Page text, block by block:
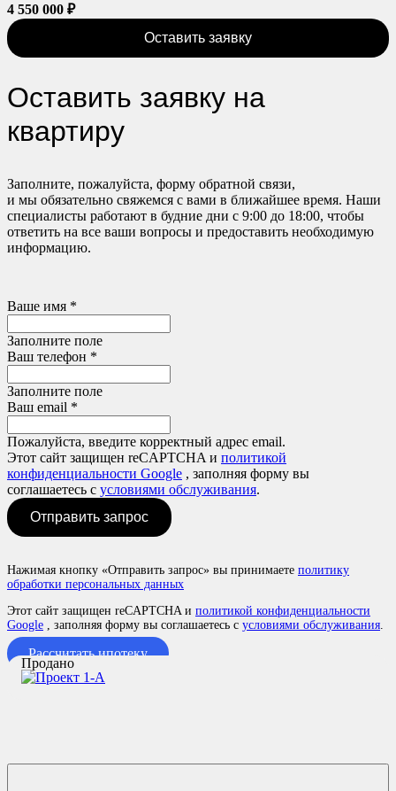
4 550 000 ₽
Оставить заявку
Оставить заявку на
квартиру
Заполните, пожалуйста, форму обратной связи,
и мы обязательно свяжемся с вами в ближайшее время. Наши
специалисты работают в будние дни с 9:00 до 18:00, чтобы
ответить на все ваши вопросы и предоставить необходимую
информацию.
Ваше имя *
Заполните поле
Ваш телефон *
Заполните поле
Ваш email *
Пожалуйста, введите корректный адрес email.
Этот сайт защищен reCAPTCHA и политикой
конфиденциальности Google , заполняя форму вы
соглашаетесь с условиями обслуживания.
Отправить запрос
Нажимая кнопку «Отправить запрос» вы принимаете политику
обработки персональных данных
Этот сайт защищен reCAPTCHA и политикой конфиденциальности
Google , заполняя форму вы соглашаетесь с условиями обслуживания.
Рассчитать ипотеку
Продано